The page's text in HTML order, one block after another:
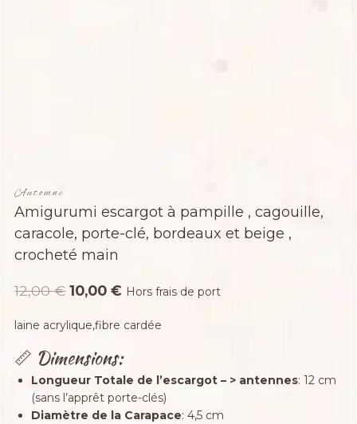
Automne
Amigurumi escargot à pampille , cagouille,
caracole, porte-clé, bordeaux et beige ,
crocheté main
12,00€ Le
initial
était :
12,00 €.
10,00€Le
actuel
est :
10,00 €.
Hors frais de port
laine acrylique,fibre cardée
📏 Dimensions:
Longueur Totale de l’escargot – > antennes: 12 cm
(sans l’apprêt porte-clés)
Diamètre de la Carapace: 4,5 cm